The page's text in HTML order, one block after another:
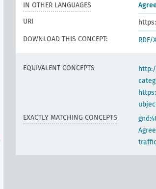
IN OTHER LANGUAGES
URI
DOWNLOAD THIS CONCEPT:
RDF/
EQUIVALENT CONCEPTS
EXACTLY MATCHING CONCEPTS
traffic